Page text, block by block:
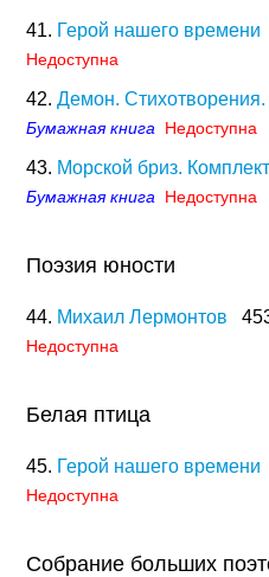
41. Герой нашего времени
Недоступна
42. Демон.
Бумажная книга Недоступна
43. Морской бриз.
Бумажная книга Недоступна
Поэзия юности
44. Михаил Лермонтов
Недоступна
Белая птица
45. Герой нашего времени
Недоступна
Собрание больших